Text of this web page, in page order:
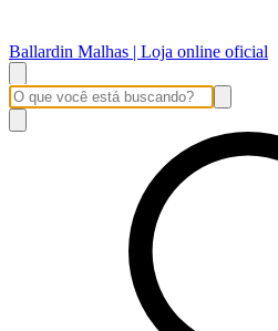
Ballardin Malhas | Loja online oficial